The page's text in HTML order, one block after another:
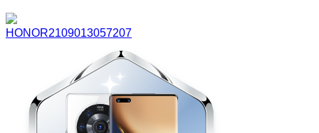
HONOR2109013057207